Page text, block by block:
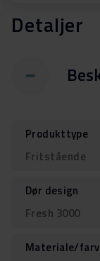
Detaljer
Produkttype
Fritstående
Dør design
Fresh 3000
Materiale/